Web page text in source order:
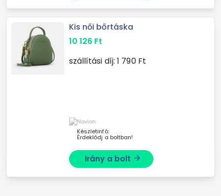
Kis női bőrtáska
10 126 Ft
szállítási díj: 1 790Ft
Készletinfó:
Érdeklődj a boltban!
Irány a bolt arrow_forward